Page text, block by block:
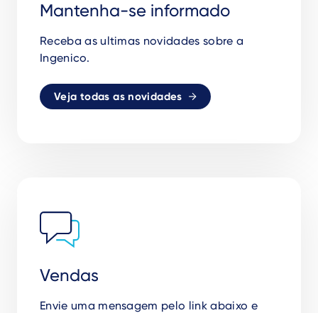
Mantenha-se informado
Receba as ultimas novidades sobre a
Ingenico.
Veja todas as novidades
Vendas
Envie uma mensagem pelo link abaixo e